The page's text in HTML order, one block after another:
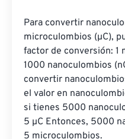
Para convertir
microculombios (µC),
factor de conversión: 1
1000 nanoculombios
convertir
el valor en
si tienes 5000
5 µC Entonces, 5000
5 microculombios.